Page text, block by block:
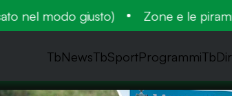
giusto) Zone e le piramidi si
TbNewsTbSportProgrammiTb